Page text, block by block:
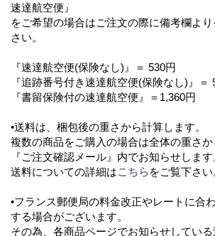
速達航空便』
をご希望の場合はご注文の際に備考欄よ
さい。
『速達航空便(保険なし)』＝ 530円
『追跡番号付き速達航空便(保険なし)』＝
『書留保険付の速達航空便』＝1,360円
•送料は、梱包後の重さから計算します。
複数の商品をご購入の場合は全体の重さ
『ご注文確認メール』内でお知らせします
送料についての詳細はこちらをご覧下さい
•フランス郵便局の料金改正やレートに合
する場合がございます。
その為、各商品ページでお知らせしてい